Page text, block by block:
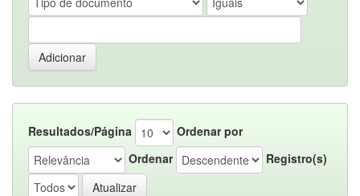
Resultados/Página
Ordenar por
Ordenar
Registro(s)